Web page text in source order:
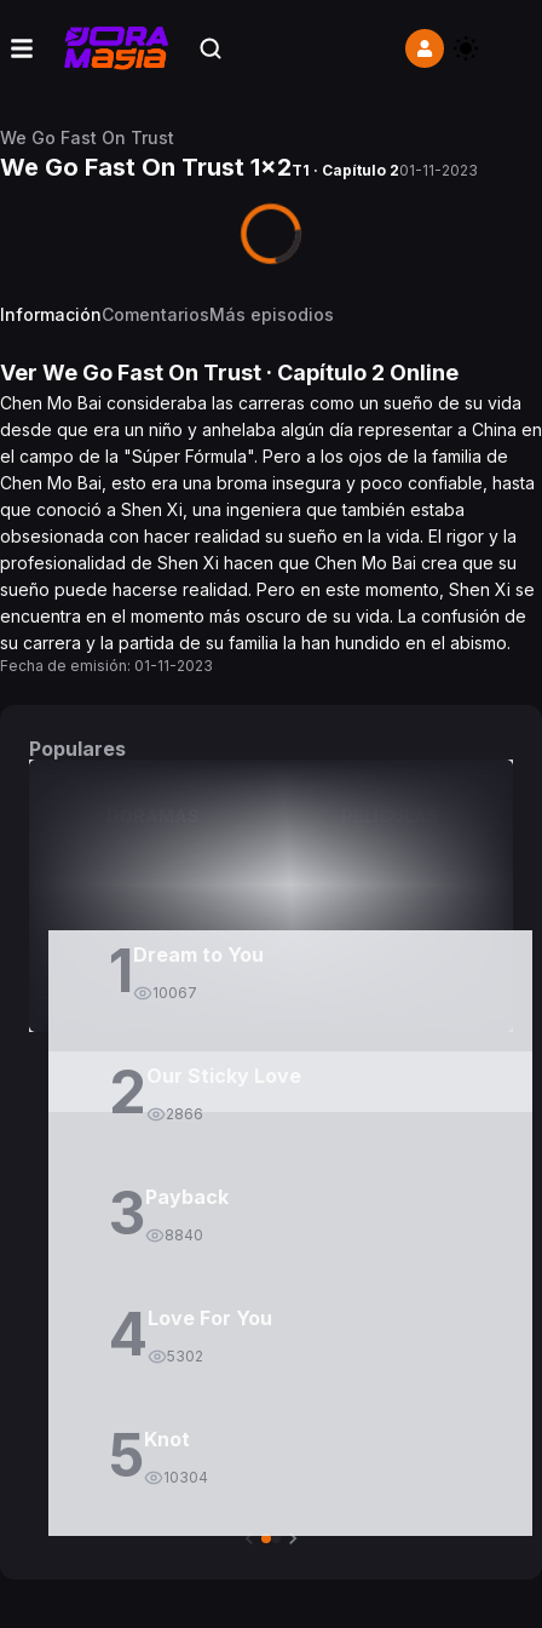
We Go Fast On Trust
We Go Fast On Trust 1x2T1 · Capítulo 201-11-2023
InformaciónComentariosMás episodios
Ver We Go Fast On Trust · Capítulo 2 Online
Chen Mo Bai consideraba las carreras como un sueño de su vida
desde que era un niño y anhelaba algún día representar a China en
el campo de la "Súper Fórmula". Pero a los ojos de la familia de
Chen Mo Bai, esto era una broma insegura y poco confiable, hasta
que conoció a Shen Xi, una ingeniera que también estaba
obsesionada con hacer realidad su sueño en la vida. El rigor y la
profesionalidad de Shen Xi hacen que Chen Mo Bai crea que su
sueño puede hacerse realidad. Pero en este momento, Shen Xi se
encuentra en el momento más oscuro de su vida. La confusión de
su carrera y la partida de su familia la han hundido en el abismo.
Fecha de emisión: 01-11-2023
Populares
1 Dream to You
10067
2 2866
3Payback
8840
4Love For You
5302
5Knot
10304